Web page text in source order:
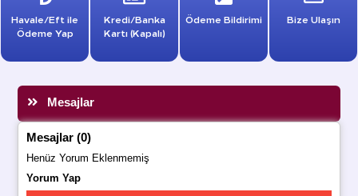
Havale/Eft ile
Ödeme Yap
Kredi/Banka
Kartı (Kapalı)
Ödeme Bildirimi Bize Ulaşın
Mesajlar
Mesajlar (0)
Henüz Yorum Eklenmemiş
Yorum Yap